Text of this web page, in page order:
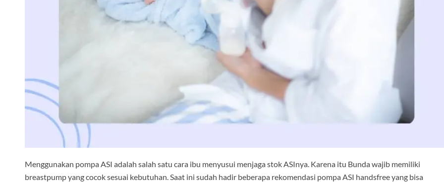
Menggunakan pompa ASI adalah salah satu cara ibu menyusui menjaga stok ASInya. Karena itu Bunda wajib memiliki
breastpump yang cocok sesuai kebutuhan. Saat ini sudah hadir beberapa rekomendasi pompa ASI handsfree yang bisa